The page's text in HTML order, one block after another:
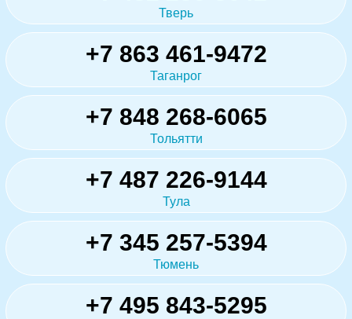
Тверь
+7 863 461-9472
Таганрог
+7 848 268-6065
Тольятти
+7 487 226-9144
Тула
+7 345 257-5394
Тюмень
+7 495 843-5295